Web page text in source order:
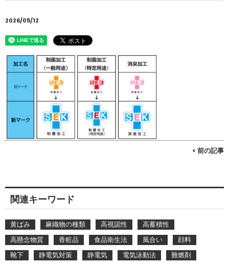
2026/05/12
< 前の記事
関連キーワード
黄ばみ 麻織物の種類 高視認性
高蓄積性
高懸念物質
香粧品 食品衛生法 風合い
顔料
靴下
静電気対策 静電気 電気泳動法
難燃剤